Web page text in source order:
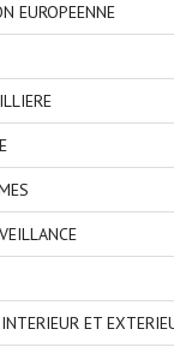
EUROPEENNE
ET